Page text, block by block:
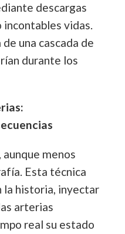
descargas
vidas.
una cascada de
durante los
menos
Esta técnica
la historia, inyectar
arterias
real su estado